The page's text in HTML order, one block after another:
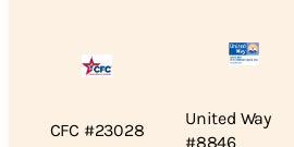
CFC #23028
United Way
#8846